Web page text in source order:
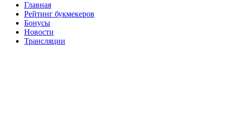
Главная
Рейтинг букмекеров
Бонусы
Новости
Трансляции